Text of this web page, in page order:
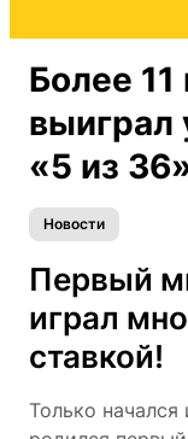
Более
выиграл
«5 из
Новости
Первый
играл
ставкой!
Только